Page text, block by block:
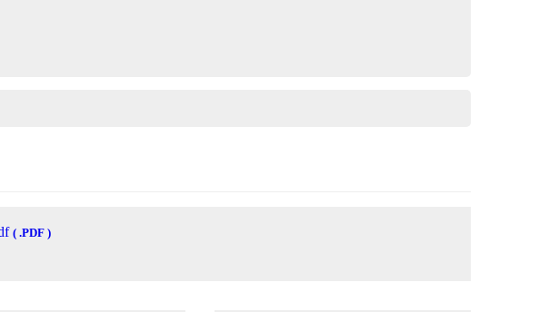
( .PDF )